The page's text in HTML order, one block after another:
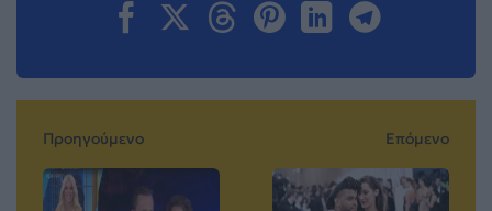
Προηγούμενο Επόμενο